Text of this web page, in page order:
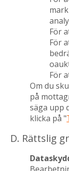
För
För
För
Om du
på
säga upp
klicka på "
D. Rättslig